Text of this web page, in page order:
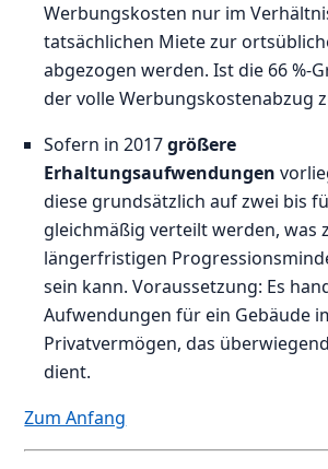
Werbungskosten nur im
tatsächlichen Miete zur
abgezogen werden. Ist die 66 %-
der volle Werbungskostenabzug
Sofern in 2017größere
Erhaltungsaufwendungen
diese grundsätzlich auf zwei bis
gleichmäßig verteilt werden, was
längerfristigen
sein kann. Voraussetzung: Es
Aufwendungen für ein Gebäude
Privatvermögen, das
dient.
Zum Anfang